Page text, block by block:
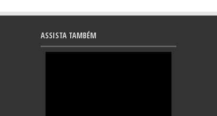
ASSISTA TAMBÉM